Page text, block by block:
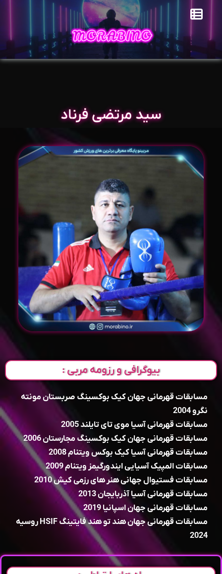
سید مرتضی فرناد
بیوگرافی و رزومه مربی :
مسابقات قهرمانی جهان کیک بوکسینگ صربستان مونته
نگرو 2004
مسابقات قهرمانی آسیا موی تای تایلند 2005
مسابقات قهرمانی جهان کیک بوکسینگ مجارستان 2006
مسابقات قهرمانی آسیا کیک بوکس ویتنام 2008
مسابقات المپیک آسیایی ایندورگیمز ویتنام 2009
مسابقات فستیوال جهانی هنر های رزمی کیش 2010
مسابقات قهرمانی آسیا آذربایجان 2013
مسابقات قهرمانی جهان اسپانیا 2019
مسابقات قهرمانی جهان هند تو هند فایتینگ HSIF روسیه
2024